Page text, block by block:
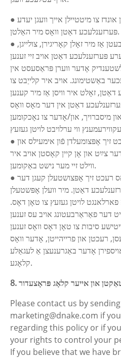
● איר האָט דאָס רעכט צו בעטן אונדז צו מיטטיילן אייך וועגן יעדע
פּערזענלעכע דאַטן וואָס מיר האַלטן.
● איר האָט דאָס רעכט צו בעטן אַז מיר זאָלן קאָריגירן, צולייגן,
פּערזענלעכע דאַטן אויב זיי זענען
אָדער ווערן פּראַסעסט אין
באַשטימונג. אויב איר קלייַבט צו
זאָלט איר וויסן אַז מיר קענען
דאַטן אין דער מאָס וואָס
מיסברויך, און/אָדער צו נאָכקומען
● איר האָט דאָס רעכט זיך אָפּצומעלדן פֿון אימעילס און
צײַט און אָן קיין קאָסטן אויב איר
ווילט זיי מער נישט באַקומען.
● איר האָט אויך דאָס רעכט זיך אָפּצושטעלן קעגן דער
דאַטן. מיר וועלן אָפּשטעלן
לויטן געזעץ צו טאָן דאָס.
דער פאַראַרבעטונג אויב עס זענען
סיבות צו טאָן דאָס וואָס זענען
רעכטן און פרייהייטן, אָדער וואָס
אָדער באַגרענעצן אַ לעגאַלע
קלאָגע.
און אייער קלאָג פּראָצעדור
Please contact us by
marketing@dnake.com if
regarding this policy or if
your rights to control your
If you believe that we have